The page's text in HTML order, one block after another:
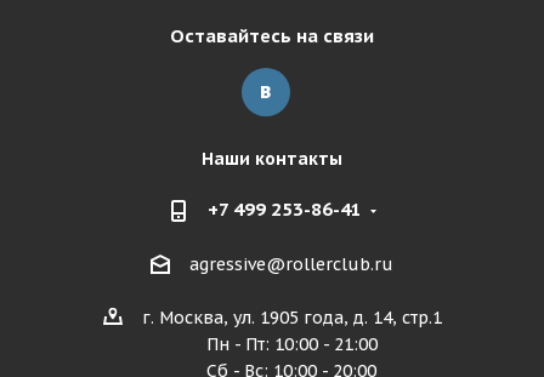
Оставайтесь на связи
Наши контакты
+7 499 253-86-41
agressive@rollerclub.ru
г. Москва, ул. 1905 года, д. 14, стр.1
Пн - Пт: 10:00 - 21:00
Сб - Вс: 10:00 - 20:00